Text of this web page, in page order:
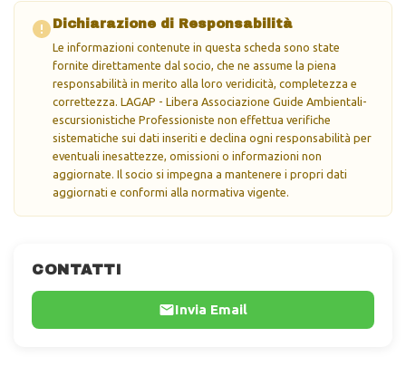
CONTATTI
Invia Email
Dichiarazione di Responsabilità
Le informazioni contenute in questa scheda sono state
fornite direttamente dal socio, che ne assume la piena
responsabilità in merito alla loro veridicità, completezza e
correttezza. LAGAP - Libera Associazione Guide Ambientali-
escursionistiche Professioniste non effettua verifiche
sistematiche sui dati inseriti e declina ogni responsabilità per
eventuali inesattezze, omissioni o informazioni non
aggiornate. Il socio si impegna a mantenere i propri dati
aggiornati e conformi alla normativa vigente.